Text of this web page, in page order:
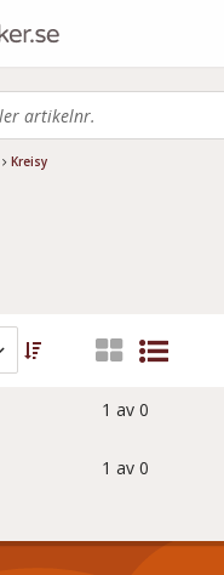
Kreisy
1 av 0
1 av 0